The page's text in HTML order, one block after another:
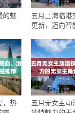
的魅
五月上海临港
更新，迈向智
，热
五月无女主动